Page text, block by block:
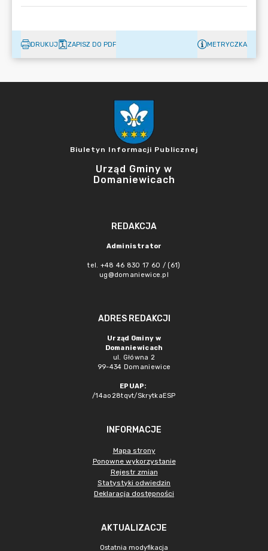
DRUKUJ ZAPISZ DO PDF METRYCZKA
Biuletyn Informacji Publicznej
Urząd Gminy w
Domaniewicach
REDAKCJA
Administrator
tel. +48 46 830 17 60 / (61)
ug@domaniewice.pl
ADRES REDAKCJI
Urząd Gminy w
Domaniewicach
ul. Główna 2
99-434 Domaniewice
EPUAP:
/14ao28tqvt/SkrytkaESP
INFORMACJE
Mapa strony
Ponowne wykorzystanie
Rejestr zmian
Statystyki odwiedzin
Deklaracja dostępności
AKTUALIZACJE
Ostatnia modyfikacja